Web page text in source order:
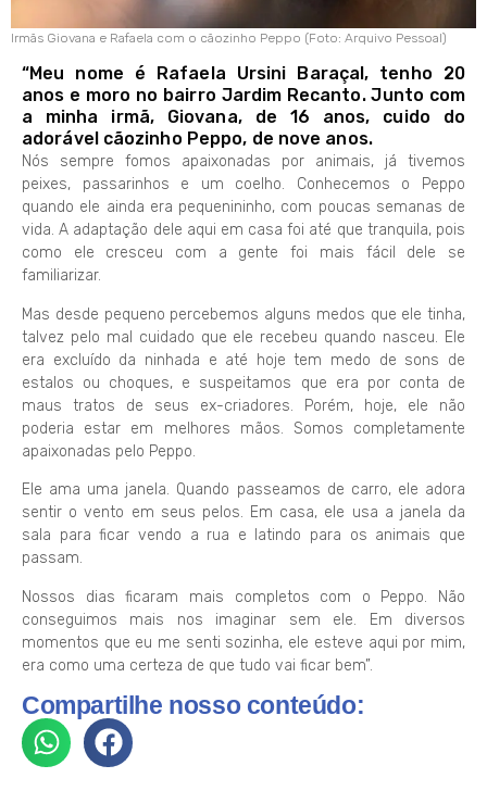
Irmãs Giovana e Rafaela com o cãozinho Peppo (Foto: Arquivo Pessoal)
“Meu nome é Rafaela Ursini Baraçal, tenho 20
anos e moro no bairro Jardim Recanto. Junto com
a minha irmã, Giovana, de 16 anos, cuido do
adorável cãozinho Peppo, de nove anos.
Nós sempre fomos apaixonadas por animais, já tivemos
peixes, passarinhos e um coelho. Conhecemos o Peppo
quando ele ainda era pequenininho, com poucas semanas de
vida. A adaptação dele aqui em casa foi até que tranquila, pois
como ele cresceu com a gente foi mais fácil dele se
familiarizar.
Mas desde pequeno percebemos alguns medos que ele tinha,
talvez pelo mal cuidado que ele recebeu quando nasceu. Ele
era excluído da ninhada e até hoje tem medo de sons de
estalos ou choques, e suspeitamos que era por conta de
maus tratos de seus ex-criadores. Porém, hoje, ele não
poderia estar em melhores mãos. Somos completamente
apaixonadas pelo Peppo.
Ele ama uma janela. Quando passeamos de carro, ele adora
sentir o vento em seus pelos. Em casa, ele usa a janela da
sala para ficar vendo a rua e latindo para os animais que
passam.
Nossos dias ficaram mais completos com o Peppo. Não
conseguimos mais nos imaginar sem ele. Em diversos
momentos que eu me senti sozinha, ele esteve aqui por mim,
era como uma certeza de que tudo vai ficar bem”.
Compartilhe nosso conteúdo: